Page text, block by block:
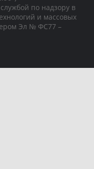
по надзору в
и массовых
Эл № ФС77 –